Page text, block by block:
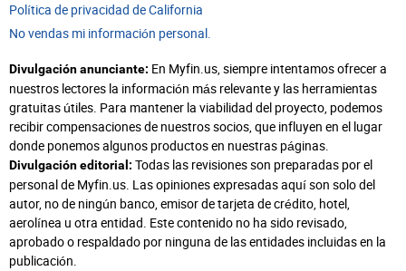
Política de privacidad de California
No vendas mi información personal.
Divulgación anunciante: En Myfin.us, siempre intentamos ofrecer a
nuestros lectores la información más relevante y las herramientas
gratuitas útiles. Para mantener la viabilidad del proyecto, podemos
recibir compensaciones de nuestros socios, que influyen en el lugar
donde ponemos algunos productos en nuestras páginas.
Divulgación editorial: Todas las revisiones son preparadas por el
personal de Myfin.us. Las opiniones expresadas aquí son solo del
autor, no de ningún banco, emisor de tarjeta de crédito, hotel,
aerolínea u otra entidad. Este contenido no ha sido revisado,
aprobado o respaldado por ninguna de las entidades incluidas en la
publicación.